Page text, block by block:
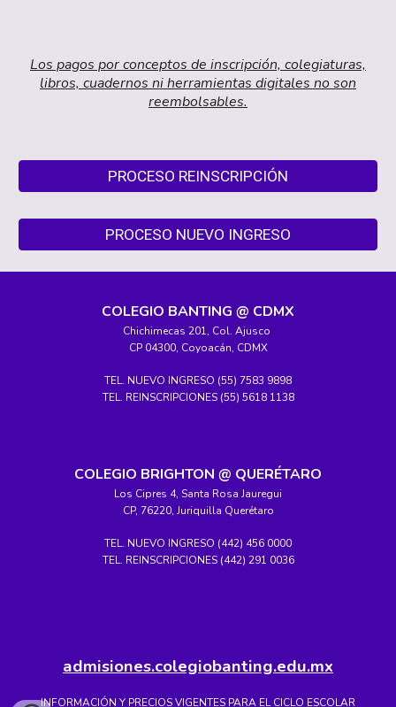
Los pagos por conceptos de inscripción, colegiaturas,
libros, cuadernos ni herramientas digitales no son
reembolsables.
PROCESO REINSCRIPCIÓN
PROCESO NUEVO INGRESO
COLEGIO BANTING @ CDMX
Chichimecas 201, Col. Ajusco
CP 04300, Coyoacán, CDMX
TEL. NUEVO INGRESO (55) 7583 9898
TEL. REINSCRIPCIONES (55) 5618 1138
COLEGIO BRIGHTON @ QUERÉTARO
Los Cipres 4, Santa Rosa Jauregui
CP, 76220, Juriquilla Querétaro
TEL. NUEVO INGRESO (442) 456 0000
TEL. REINSCRIPCIONES (442) 291 0036
admisiones.colegiobanting.edu.mx
INFORMACIÓN Y PRECIOS VIGENTES PARA EL CICLO ESCOLAR